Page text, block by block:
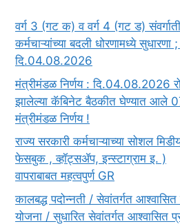
वर्ग 3 (गट क) व वर्ग 4 (गट ड)
कर्मचाऱ्यांच्या बदली धोरणामध्ये सुधारणा
दि.04.08.2026
मंत्रीमंडळ निर्णय : दि.04.08.2026
झालेल्या कॅबिनेट बैठकीत घेण्यात आले
मंत्रीमंडळ निर्णय !
राज्य सरकारी कर्मचाऱ्याच्या सोशल
फेसबुक , व्हॉट्सॲप, इन्स्टाग्राम इ. )
वापराबाबत महत्वपुर्ण GR
कालबद्ध पदोन्नती / सेवांतर्गत आश्वासित
योजना / सुधारित सेवांतर्गत आश्वासित